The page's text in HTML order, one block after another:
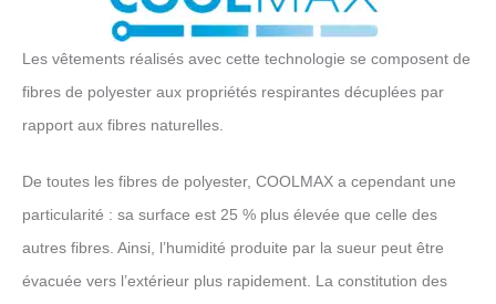
u
t
Les vêtements réalisés avec cette technologie se composent de
fibres de polyester aux propriétés respirantes décuplées par
rapport aux fibres naturelles.
De toutes les fibres de polyester, COOLMAX a cependant une
particularité : sa surface est 25 % plus élevée que celle des
autres fibres. Ainsi, l’humidité produite par la sueur peut être
évacuée vers l’extérieur plus rapidement. La constitution des